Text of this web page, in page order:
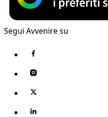
Segui Avvenire su